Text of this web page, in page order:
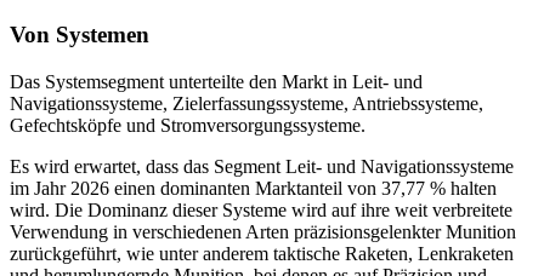
Von Systemen
Das Systemsegment unterteilte den Markt in Leit- und
Navigationssysteme, Zielerfassungssysteme, Antriebssysteme,
Gefechtsköpfe und Stromversorgungssysteme.
Es wird erwartet, dass das Segment Leit- und Navigationssysteme
im Jahr 2026 einen dominanten Marktanteil von 37,77 % halten
wird. Die Dominanz dieser Systeme wird auf ihre weit verbreitete
Verwendung in verschiedenen Arten präzisionsgelenkter Munition
zurückgeführt, wie unter anderem taktische Raketen, Lenkraketen